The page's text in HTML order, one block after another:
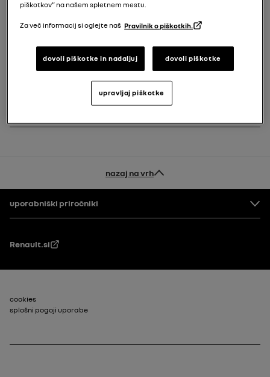
nova Renault Twingo
Spoznajte svoje vozilo
Varnostni pasovi
nazaj na vrh
Noga
uporabniški priročniki
Renault.si
Footer_2
cookies
splošni pogoji uporabe
piškotkov” na našem spletnem mestu.
Za več informacij si oglejte naš Pravilnik o piškotkih.
dovoli piškotke in nadaljuj dovoli piškotke
upravljaj piškotke